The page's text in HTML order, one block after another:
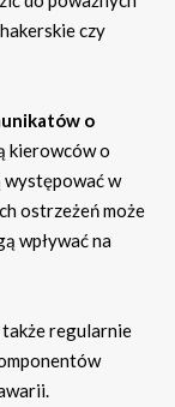
czy
o
kierowców o
występować w
ostrzeżeń może
wpływać na
regularnie